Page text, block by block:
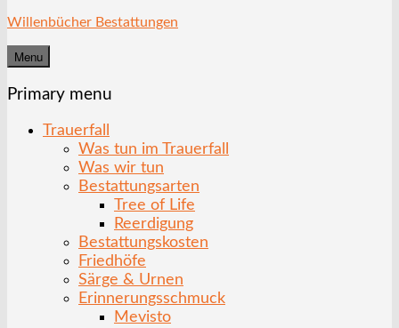
Willenbücher Bestattungen
Menu
Primary menu
Trauerfall
Was tun im Trauerfall
Was wir tun
Bestattungsarten
Tree of Life
Reerdigung
Bestattungskosten
Friedhöfe
Särge & Urnen
Erinnerungsschmuck
Mevisto